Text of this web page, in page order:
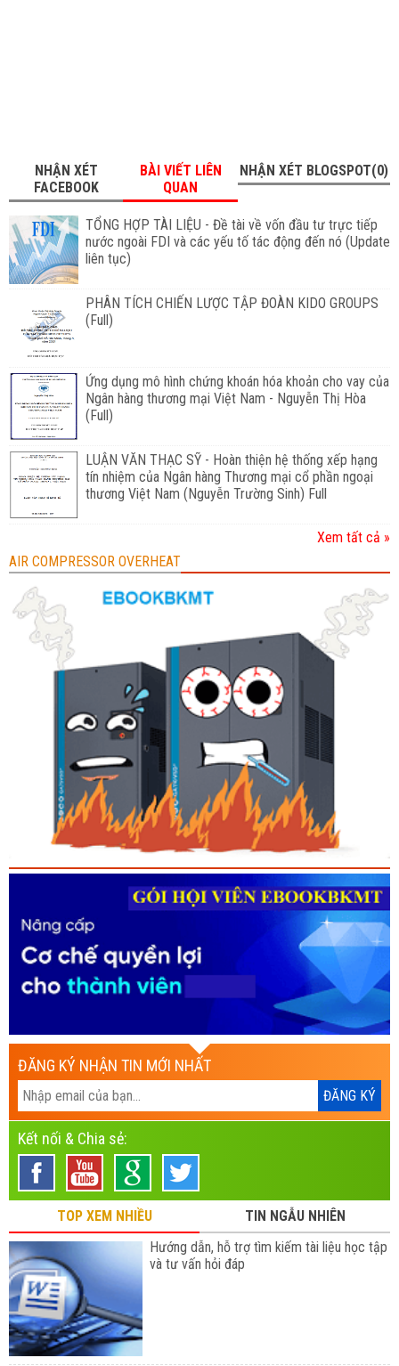
NHẬN XÉT
FACEBOOK
BÀI VIẾT LIÊN
QUAN
NHẬN XÉT BLOGSPOT(0)
TỔNG HỢP TÀI LIỆU - Đề tài về vốn đầu tư trực tiếp
nước ngoài FDI và các yếu tố tác động đến nó (Update
liên tục)
PHÂN TÍCH CHIẾN LƯỢC TẬP ĐOÀN KIDO GROUPS
(Full)
Ứng dụng mô hình chứng khoán hóa khoản cho vay của
Ngân hàng thương mại Việt Nam - Nguyễn Thị Hòa
(Full)
LUẬN VĂN THẠC SỸ - Hoàn thiện hệ thống xếp hạng
tín nhiệm của Ngân hàng Thương mại cổ phần ngoại
thương Việt Nam (Nguyễn Trường Sinh) Full
Xem tất cả »
AIR COMPRESSOR OVERHEAT
ĐĂNG KÝ NHẬN TIN MỚI NHẤT
Kết nối & Chia sẻ:
TOP XEM NHIỀU
TIN NGẪU NHIÊN
Hướng dẫn, hỗ trợ tìm kiếm tài liệu học tập
và tư vấn hỏi đáp